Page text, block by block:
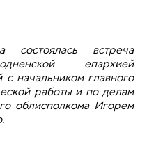
встреча
епархией
начальником главного
работы и по делам
облисполкома Игорем